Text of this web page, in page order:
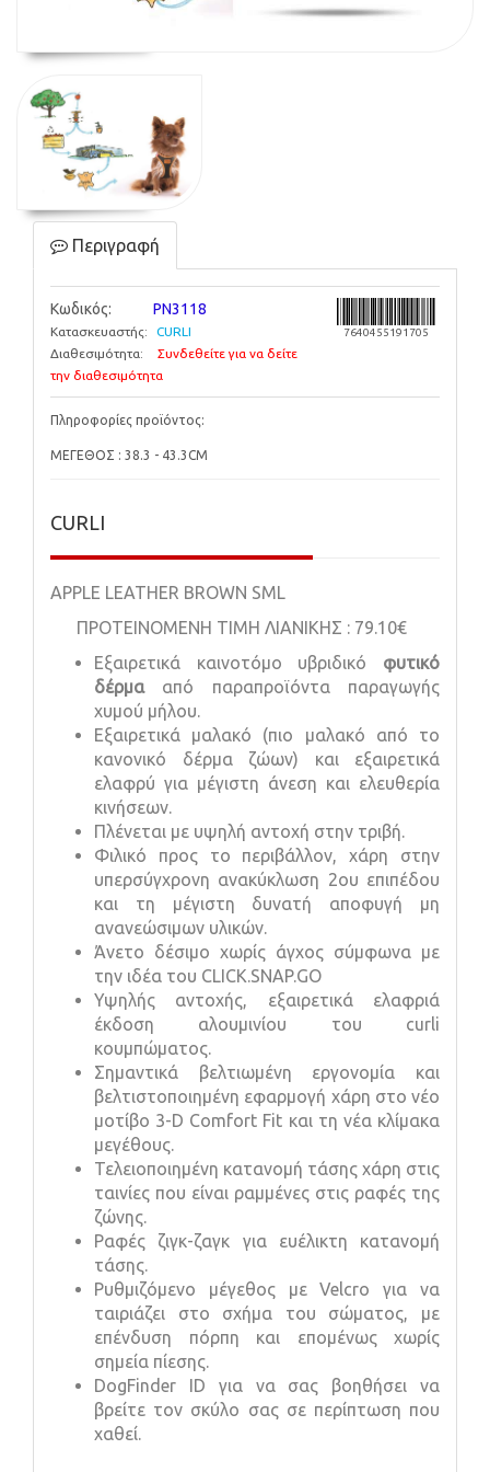
Περιγραφή
Κωδικός: PN3118
Κατασκευαστής:
CURLI
Διαθεσιμότητα:
Συνδεθείτε για να δείτε
την διαθεσιμότητα
7640455191705
Πληροφορίες προϊόντος:
ΜΕΓΕΘΟΣ : 38.3 - 43.3CM
CURLI
APPLE LEATHER BROWN SML
ΠΡΟΤΕΙΝΟΜΕΝΗ TIMH ΛΙΑΝΙΚΗΣ : 79.10€
Εξαιρετικά καινοτόμο υβριδικό φυτικό
δέρμααπό παραπροϊόντα παραγωγής
χυμού μήλου.
Εξαιρετικά μαλακό (πιο μαλακό από το
κανονικό δέρμα ζώων) και εξαιρετικά
ελαφρύ για μέγιστη άνεση και ελευθερία
κινήσεων.
Πλένεται με υψηλή αντοχή στην τριβή.
Φιλικό προς το περιβάλλον, χάρη στην
υπερσύγχρονη ανακύκλωση 2ου επιπέδου
και τη μέγιστη δυνατή αποφυγή μη
ανανεώσιμων υλικών.
Άνετο δέσιμο χωρίς άγχος σύμφωνα με
την ιδέα του CLICK.SNAP.GO
Υψηλής αντοχής, εξαιρετικά ελαφριά
έκδοση αλουμινίου του curli
κουμπώματος.
Σημαντικά βελτιωμένη εργονομία και
βελτιστοποιημένη εφαρμογή χάρη στο νέο
μοτίβο 3-D Comfort Fit και τη νέα κλίμακα
μεγέθους.
Τελειοποιημένη κατανομή τάσης χάρη στις
ταινίες που είναι ραμμένες στις ραφές της
ζώνης.
Ραφές ζιγκ-ζαγκ για ευέλικτη κατανομή
τάσης.
Ρυθμιζόμενο μέγεθος με Velcro για να
ταιριάζει στο σχήμα του σώματος, με
επένδυση πόρπη και επομένως χωρίς
σημεία πίεσης.
DogFinder ID για να σας βοηθήσει να
βρείτε τον σκύλο σας σε περίπτωση που
χαθεί.